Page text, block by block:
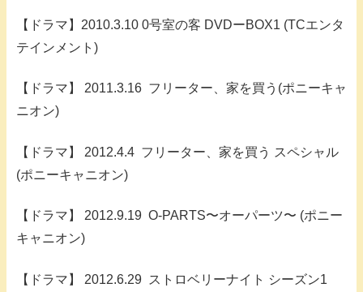
【ドラマ】2010.3.10 0号室の客 DVDーBOX1 (TCエンタ
テインメント)
【ドラマ】 2011.3.16 フリーター、家を買う(ポニーキャ
ニオン)
【ドラマ】 2012.4.4 フリーター、家を買う スペシャル
(ポニーキャニオン)
【ドラマ】 2012.9.19 O-PARTS〜オーパーツ〜 (ポニー
キャニオン)
【ドラマ】 2012.6.29 ストロベリーナイト シーズン1